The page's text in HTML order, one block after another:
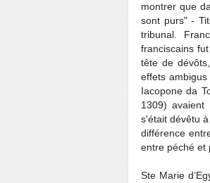
montrer que
sont purs" -
tribunal.
franciscains
tête de
effets
Iacopone da
1309)
s'était dévêtu
différence
entre péché et
Ste Marie